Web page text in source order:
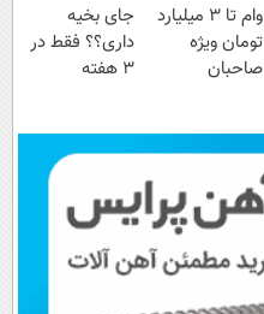
وام تا ۳ میلیارد
تومان ویژه
صاحبان
جای بخیه
داری؟؟ فقط در
3 هفته